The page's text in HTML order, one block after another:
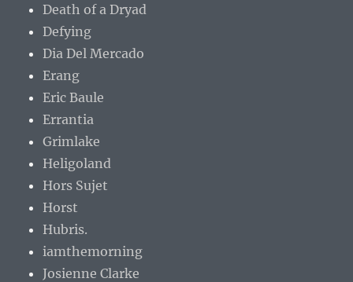
Death of a Dryad
Defying
Dia Del Mercado
Erang
Eric Baule
Errantia
Grimlake
Heligoland
Hors Sujet
Horst
Hubris.
iamthemorning
Josienne Clarke